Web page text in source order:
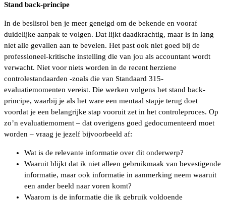
Stand back-principe
In de beslisrol ben je meer geneigd om de bekende en vooraf
duidelijke aanpak te volgen. Dat lijkt daadkrachtig, maar is in lang
niet alle gevallen aan te bevelen. Het past ook niet goed bij de
professioneel-kritische instelling die van jou als accountant wordt
verwacht. Niet voor niets worden in de recent herziene
controlestandaarden -zoals die van Standaard 315-
evaluatiemomenten vereist. Die werken volgens het stand back-
principe, waarbij je als het ware een mentaal stapje terug doet
voordat je een belangrijke stap vooruit zet in het controleproces. Op
zo’n evaluatiemoment – dat overigens goed gedocumenteerd moet
worden – vraag je jezelf bijvoorbeeld af:
Wat is de relevante informatie over dit onderwerp?
Waaruit blijkt dat ik niet alleen gebruikmaak van bevestigende
informatie, maar ook informatie in aanmerking neem waaruit
een ander beeld naar voren komt?
Waarom is de informatie die ik gebruik voldoende